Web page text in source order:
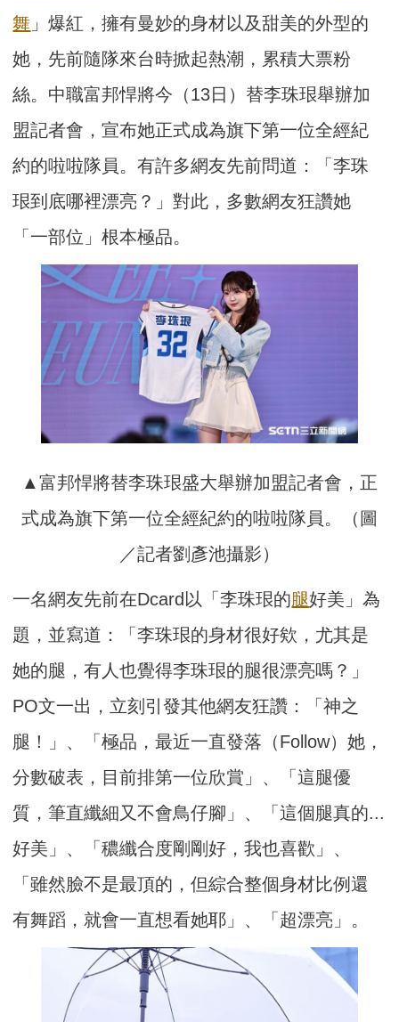
舞 」爆紅，擁有曼妙的身材以及甜美的外型的
她，先前隨隊來台時掀起熱潮，累積大票粉
絲。中職富邦悍將今（13日）替李珠珢舉辦加
盟記者會，宣布她正式成為旗下第一位全經紀
約的啦啦隊員。有許多網友先前問道：「李珠
珢到底哪裡漂亮？」對此，多數網友狂讚她
「一部位」根本極品。
▲富邦悍將替李珠珢盛大舉辦加盟記者會，正
式成為旗下第一位全經紀約的啦啦隊員。（圖
／記者劉彥池攝影）
一名網友先前在Dcard以「李珠珢的腿好美」為
題，並寫道：「李珠珢的身材很好欸，尤其是
她的腿，有人也覺得李珠珢的腿很漂亮嗎？」
PO文一出，立刻引發其他網友狂讚：「神之
腿！」、「極品，最近一直發落（Follow）她，
分數破表，目前排第一位欣賞」、「這腿優
質，筆直纖細又不會鳥仔腳」、「這個腿真的...
好美」、「穠纖合度剛剛好，我也喜歡」、
「雖然臉不是最頂的，但綜合整個身材比例還
有舞蹈，就會一直想看她耶」、「超漂亮」。